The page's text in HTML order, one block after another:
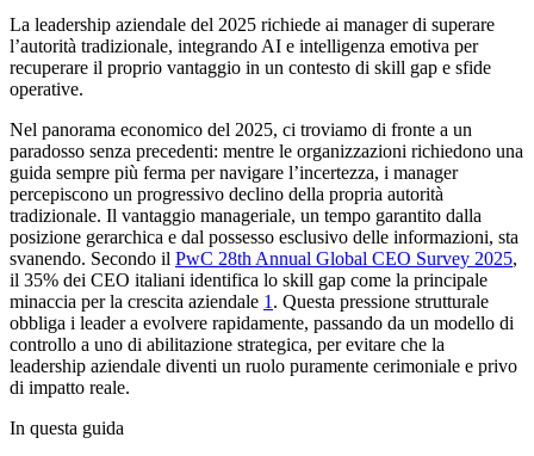
La leadership aziendale del 2025 richiede ai manager di superare
l’autorità tradizionale, integrando AI e intelligenza emotiva per
recuperare il proprio vantaggio in un contesto di skill gap e sfide
operative.
Nel panorama economico del 2025, ci troviamo di fronte a un
paradosso senza precedenti: mentre le organizzazioni richiedono una
guida sempre più ferma per navigare l’incertezza, i manager
percepiscono un progressivo declino della propria autorità
tradizionale. Il vantaggio manageriale, un tempo garantito dalla
posizione gerarchica e dal possesso esclusivo delle informazioni, sta
svanendo. Secondo il PwC 28th Annual Global CEO Survey 2025,
il 35% dei CEO italiani identifica lo skill gap come la principale
minaccia per la crescita aziendale 1 . Questa pressione strutturale
obbliga i leader a evolvere rapidamente, passando da un modello di
controllo a uno di abilitazione strategica, per evitare che la
leadership aziendale diventi un ruolo puramente cerimoniale e privo
di impatto reale.
In questa guida